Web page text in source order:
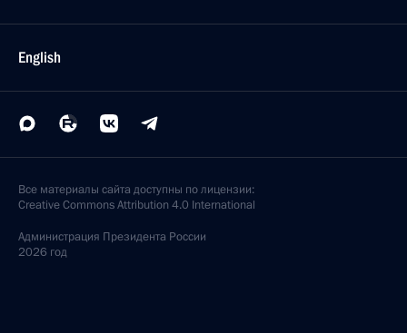
English
Все материалы сайта доступны по лицензии:
Creative Commons Attribution 4.0 International
Администрация Президента России
2026 год